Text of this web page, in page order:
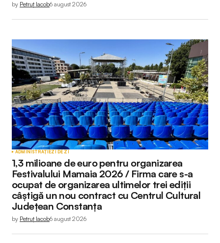
by Petruț Iacob6 august 2026
ADMINISTRAȚIEZI DE ZI
1,3 milioane de euro pentru organizarea
Festivalului Mamaia 2026 / Firma care s-a
ocupat de organizarea ultimelor trei ediții
câștigă un nou contract cu Centrul Cultural
Județean Constanța
by Petruț Iacob6 august 2026